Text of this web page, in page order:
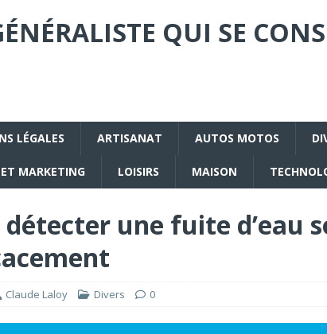
QUI SE
LÉGALES ARTISANAT AUTOS MOTOS
MARKETING LOISIRS MAISON
une fuite d’eau
Claude Laloy Divers 0